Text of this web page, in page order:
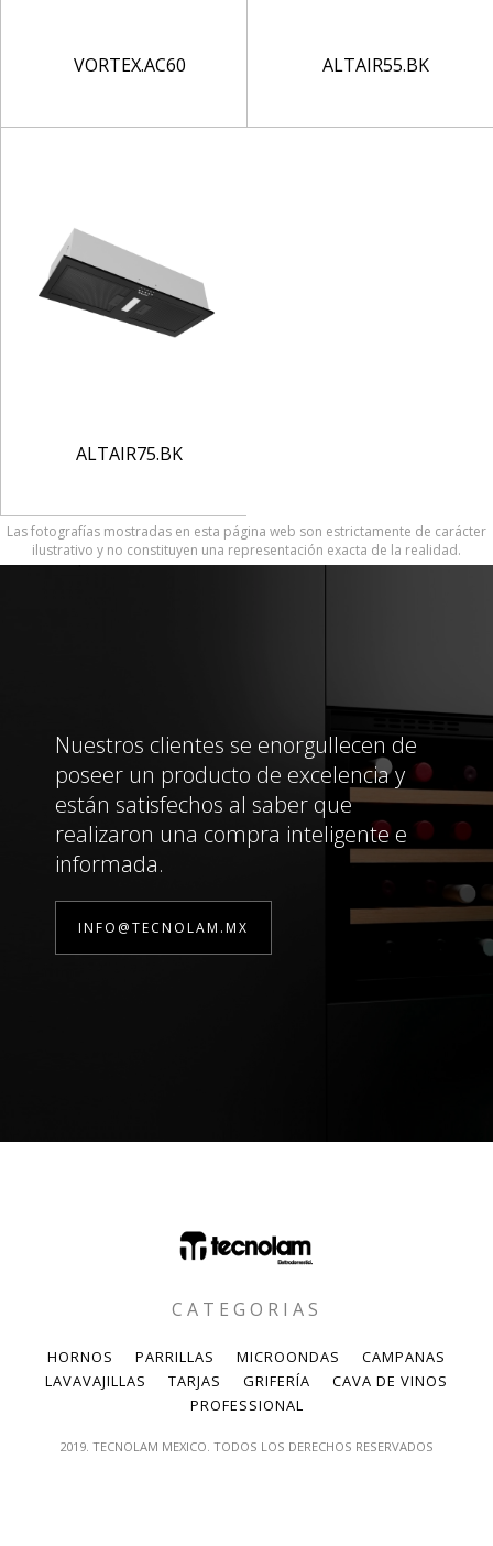
VORTEX.AC60 ALTAIR55.BK
ALTAIR75.BK
Las fotografías mostradas en esta página web son estrictamente de carácter
ilustrativo y no constituyen una representación exacta de la realidad.
Nuestros clientes se enorgullecen de
poseer un producto de excelencia y
están satisfechos al saber que
realizaron una compra inteligente e
informada.
INFO@TECNOLAM.MX
CATEGORIAS
HORNOS PARRILLAS MICROONDAS
CAMPANAS
LAVAVAJILLAS
TARJAS GRIFERÍA
CAVA DE VINOS
PROFESSIONAL
2019. TECNOLAM MEXICO. TODOS LOS DERECHOS RESERVADOS